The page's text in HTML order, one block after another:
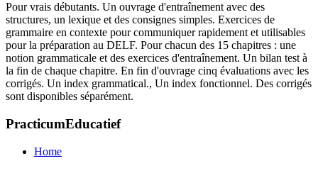
Pour vrais débutants. Un ouvrage d'entraînement avec des
structures, un lexique et des consignes simples. Exercices de
grammaire en contexte pour communiquer rapidement et utilisables
pour la préparation au DELF. Pour chacun des 15 chapitres : une
notion grammaticale et des exercices d'entraînement. Un bilan test à
la fin de chaque chapitre. En fin d'ouvrage cinq évaluations avec les
corrigés. Un index grammatical., Un index fonctionnel. Des corrigés
sont disponibles séparément.
PracticumEducatief
Home